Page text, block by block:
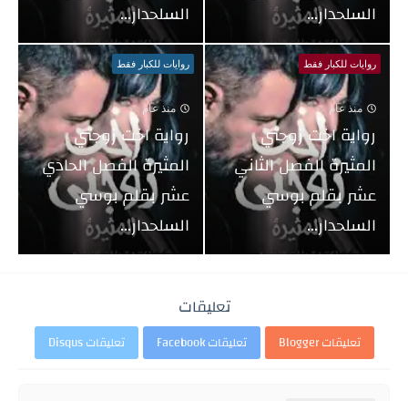
السلحدار...
السلحدار...
روايات للكبار فقط
منذ عام
رواية اخت زوجتي
المثيرة الفصل الثاني
عشر بقلم بوسي
السلحدار...
روايات للكبار فقط
منذ عام
رواية اخت زوجتي
المثيرة الفصل الحادي
عشر بقلم بوسي
السلحدار...
تعليقات
تعليقات Blogger تعليقات Facebook تعليقات Disqus